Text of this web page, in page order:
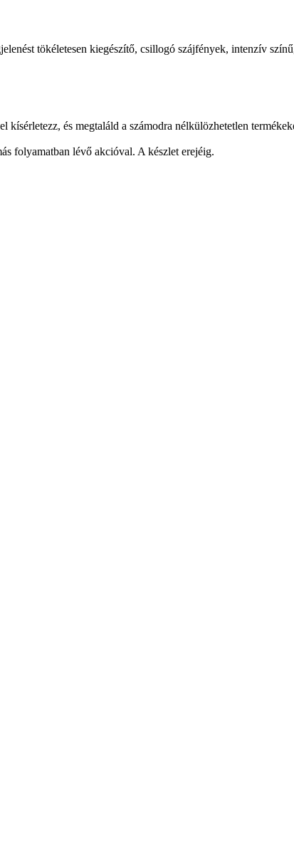
tökéletesen kiegészítő, csillogó szájfények, intenzív
és megtaláld a számodra nélkülözhetetlen
folyamatban lévő akcióval. A készlet erejéig.